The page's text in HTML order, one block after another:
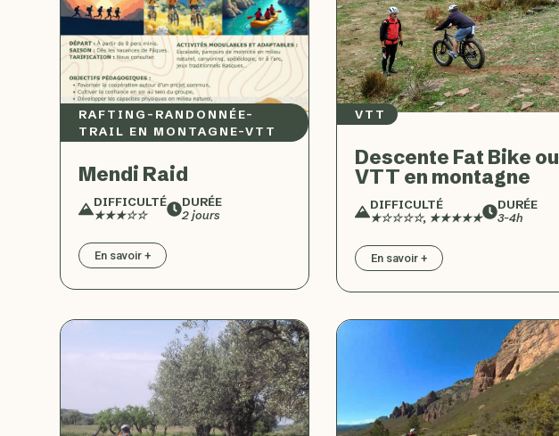
RAFTING – RANDONNÉE–
TRAIL EN MONTAGNE–VTT
Mendi Raid
DIFFICULTÉ
★★★☆☆
DURÉE
2 jours
En savoir +
VTT
Descente Fat Bike ou
VTT en montagne
DIFFICULTÉ
★☆☆☆☆, ★★★★★
DURÉE
3-4h
En savoir +